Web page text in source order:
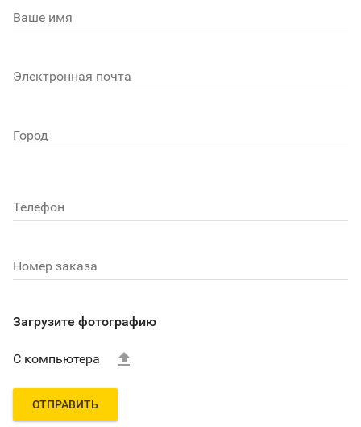
Ваше имя
Электронная почта
Город
Телефон
Номер заказа
Загрузите фотографию
С компьютера 
ОТПРАВИТЬ